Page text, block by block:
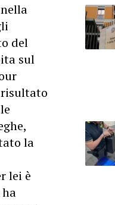
del
sul
la
lei è